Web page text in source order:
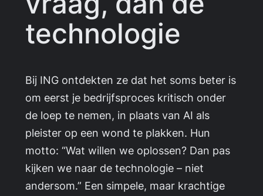
technologie
Bij ING ontdekten ze dat het soms beter is
om eerst je bedrijfsproces kritisch onder
de loep te nemen, in plaats van AI als
pleister op een wond te plakken. Hun
motto: “Wat willen we oplossen? Dan pas
kijken we naar de technologie – niet
andersom.” Een simpele, maar krachtige